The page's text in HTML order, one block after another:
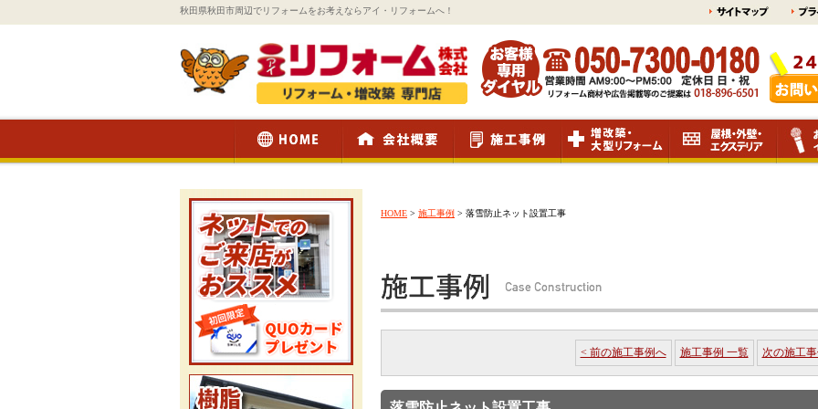
秋田県秋田市周辺でリフォームをお考えならアイ・リフォームへ！
HOME > 施工事例 > 落雪防止ネット設置工事
< 前の施工事例へ 施工事例 一覧 次の施工